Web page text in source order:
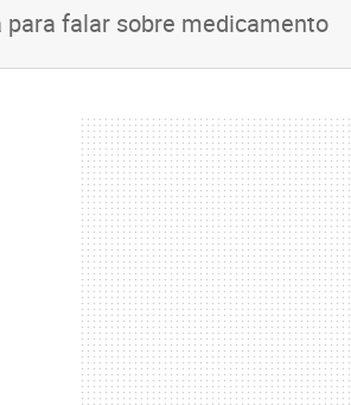
para falar sobre medicamento